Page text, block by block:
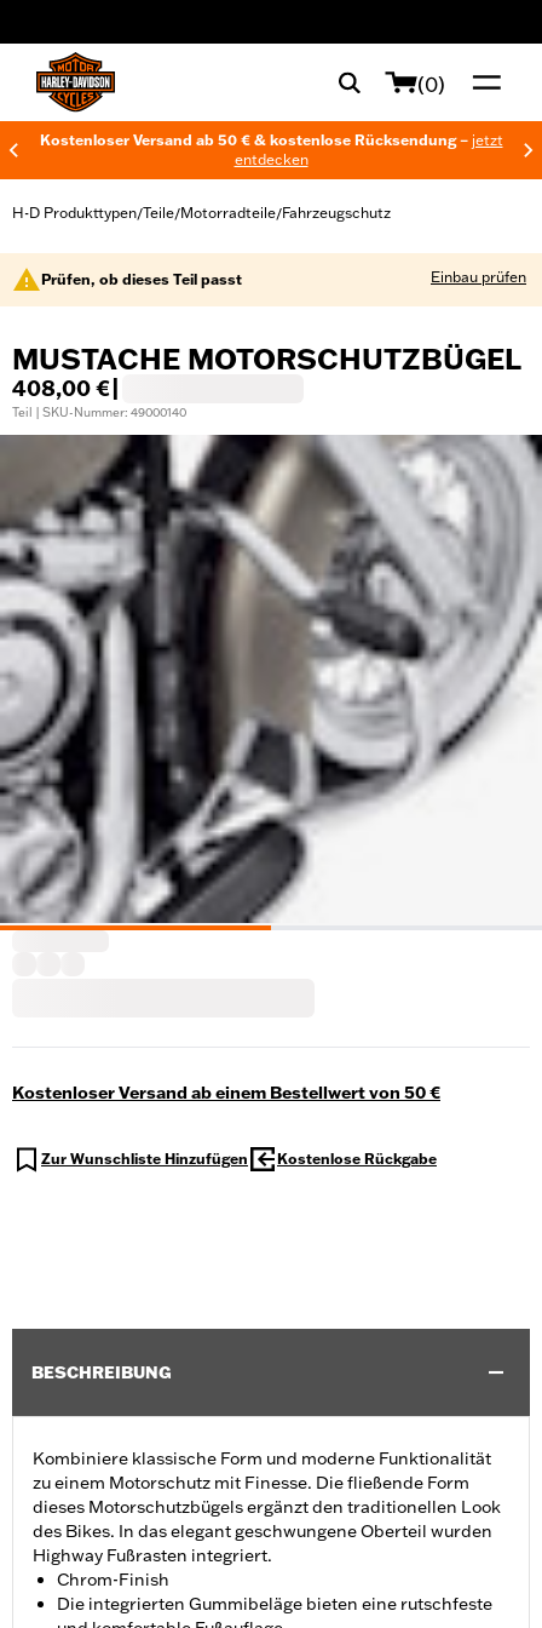
(0)
Kostenloser Versand ab 50 € & kostenlose Rücksendung – jetzt
entdecken
H-D Produkttypen/Teile/Motorradteile/Fahrzeugschutz
Prüfen, ob dieses Teil passt Einbau prüfen
MUSTACHE MOTORSCHUTZBÜGEL
408,00 €
Teil | SKU-Nummer: 49000140
Kostenloser Versand ab einem Bestellwert von 50 €
Zur Wunschliste Hinzufügen Kostenlose Rückgabe
BESCHREIBUNG
Kombiniere klassische Form und moderne Funktionalität
zu einem Motorschutz mit Finesse. Die fließende Form
dieses Motorschutzbügels ergänzt den traditionellen Look
des Bikes. In das elegant geschwungene Oberteil wurden
Highway Fußrasten integriert.
Chrom-Finish
Die integrierten Gummibeläge bieten eine rutschfeste